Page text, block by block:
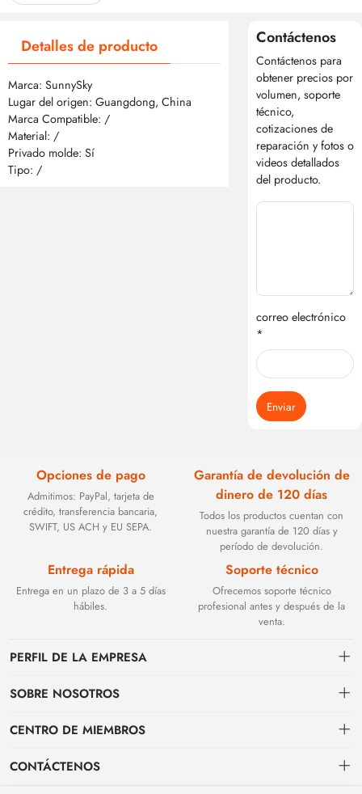
Detalles de producto
Marca: SunnySky
Lugar del origen: Guangdong, China
Marca Compatible: /
Material: /
Privado molde: Sí
Tipo: /
Contáctenos
Contáctenos para
obtener precios por
volumen, soporte
técnico,
cotizaciones de
reparación y fotos o
videos detallados
del producto.
correo electrónico
*
Enviar
Opciones de pago
Admitimos: PayPal, tarjeta de
crédito, transferencia bancaria,
SWIFT, US ACH y EU SEPA.
Garantía de devolución de
dinero de 120 días
Todos los productos cuentan con
nuestra garantía de 120 días y
período de devolución.
Entrega rápida
Entrega en un plazo de 3 a 5 días
hábiles.
Soporte técnico
Ofrecemos soporte técnico
profesional antes y después de la
venta.
PERFIL DE LA EMPRESA
Fundada en 2002, BEYOND TECHNOLOGY INTERNATIONAL LIMITED
rendimiento. Con la evolución de las redes industriales, ampliamos
SOBRE NOSOTROS
Contacto
Condiciones de pago & facturación
CENTRO DE MIEMBROS
centro personal
Mi pedido
CONTÁCTENOS